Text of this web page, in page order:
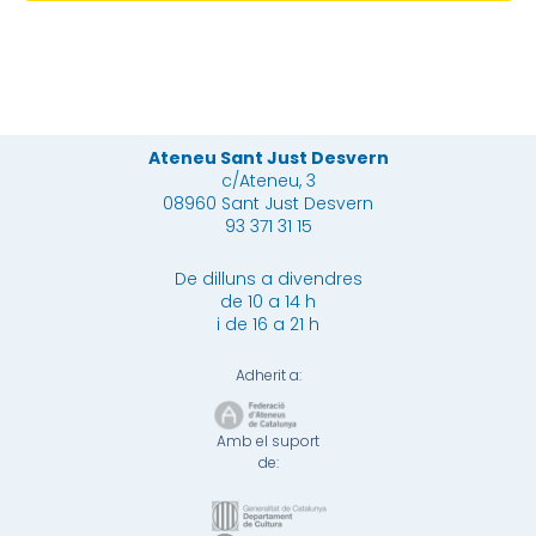
Ateneu Sant Just Desvern
c/Ateneu, 3
08960 Sant Just Desvern
93 371 31 15
De dilluns a divendres
de 10 a 14 h
i de 16 a 21 h
Adherit a:
Amb el suport
de: